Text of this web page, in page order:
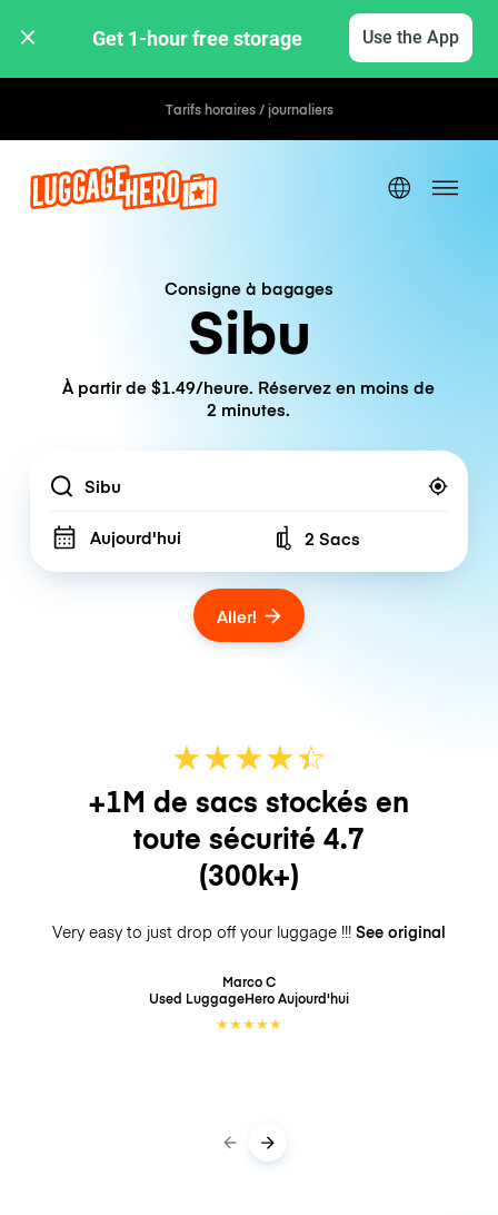
Get 1-hour free storage Use the App
Tarifs horaires / journaliers
Consigne à bagages
Sibu
À partir de $1.49/heure. Réservez en moins de
2 minutes.
Location
Aujourd'hui Number of bags
2 Sacs
Aller!
★★★★☆
★
+1M de sacs stockés en
toute sécurité 4.7
(300k+)
Very easy to just drop off your luggage !!! See original
Marco C
Used LuggageHeroAujourd'hui
★★★★★